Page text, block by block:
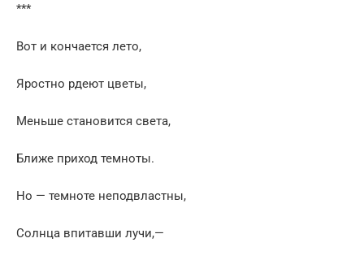
***
Вот и кончается лето,
Яростно рдеют цветы,
Меньше становится света,
Ближе приход темноты.
Но — темноте неподвластны,
Солнца впитавши лучи,—